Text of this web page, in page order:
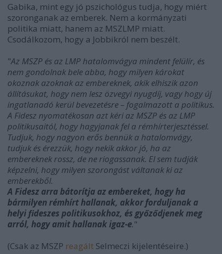
Gabika, mint egy jó pszichológus tudja, hogy miért
szoronganak az emberek. Nem a kormányzati
politika miatt, hanem az MSZLMP miatt.
Csodálkozom, hogy a Jobbikról nem beszélt.
"Az MSZP és az LMP hatalomvágya mindent felülír, és
nem gondolnak bele abba, hogy milyen károkat
okoznak azoknak az embereknek, akik elhiszik azon
állításukat, hogy nem lesz özvegyi nyugdíj, vagy hogy új
ingatlanadó kerül bevezetésre – fogalmazott a politikus.
A Fidesz nyomatékosan azt kéri az MSZP és az LMP
politikusaitól, hogy hagyjanak fel a rémhírterjesztéssel.
Tudjuk, hogy nagyon erős bennük a hatalomvágy,
tudjuk és érezzük, hogy nekik akkor jó, ha az
embereknek rossz, de ne riogassanak. El sem tudják
képzelni, hogy milyen szorongást váltanak ki az
emberekből.
A Fidesz arra bátorítja az embereket, hogy ha
bármilyen rémhírt hallanak, akkor forduljanak a
helyi fideszes politikusokhoz, és győződjenek meg
arról, hogy amit hallanak igaz-e."
(Csak az MSZP reagált Selmeczi kijelentéseire.)